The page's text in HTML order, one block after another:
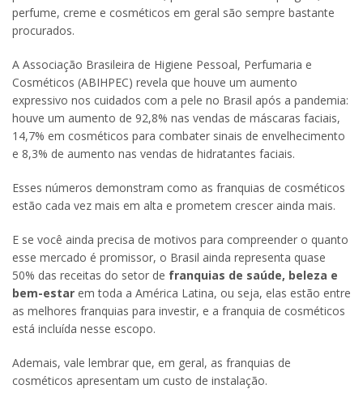
perfume, creme e cosméticos em geral são sempre bastante
procurados.
A Associação Brasileira de Higiene Pessoal, Perfumaria e
Cosméticos (ABIHPEC) revela que houve um aumento
expressivo nos cuidados com a pele no Brasil após a pandemia:
houve um aumento de 92,8% nas vendas de máscaras faciais,
14,7% em cosméticos para combater sinais de envelhecimento
e 8,3% de aumento nas vendas de hidratantes faciais.
Esses números demonstram como as franquias de cosméticos
estão cada vez mais em alta e prometem crescer ainda mais.
E se você ainda precisa de motivos para compreender o quanto
esse mercado é promissor, o Brasil ainda representa quase
50% das receitas do setor de franquias de saúde, beleza e
bem-estar em toda a América Latina, ou seja, elas estão entre
as melhores franquias para investir, e a franquia de cosméticos
está incluída nesse escopo.
Ademais, vale lembrar que, em geral, as franquias de
cosméticos apresentam um custo de instalação.